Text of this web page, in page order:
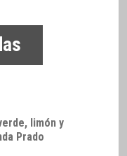
limón y
Prado